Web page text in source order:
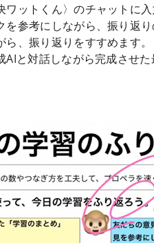
ットくん〉のチャットに
参考にしながら、振り返
、振り返りをすすめます。
と対話しながら完成させ